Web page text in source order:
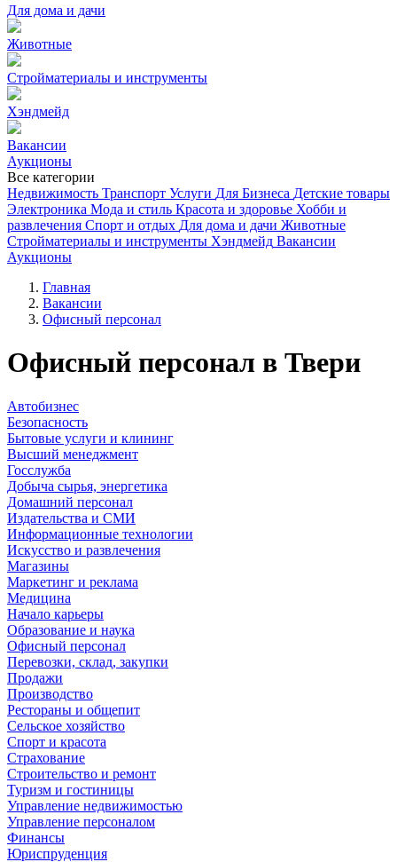
Для дома и дачи
Животные
Стройматериалы и инструменты
Хэндмейд
Вакансии
Аукционы
Все категории
Недвижимость Транспорт Услуги Для Бизнеса Детские товары
Электроника Мода и стиль Красота и здоровье Хобби и
развлечения Спорт и отдых Для дома и дачи Животные
Стройматериалы и инструменты Хэндмейд Вакансии
Аукционы
Главная
Вакансии
Офисный персонал
Офисный персонал в Твери
Автобизнес
Безопасность
Бытовые услуги и клининг
Высший менеджмент
Госслужба
Добыча сырья, энергетика
Домашний персонал
Издательства и СМИ
Информационные технологии
Искусство и развлечения
Магазины
Маркетинг и реклама
Медицина
Начало карьеры
Образование и наука
Офисный персонал
Перевозки, склад, закупки
Продажи
Производство
Рестораны и общепит
Сельское хозяйство
Спорт и красота
Страхование
Строительство и ремонт
Туризм и гостиницы
Управление недвижимостью
Управление персоналом
Финансы
Юриспруденция